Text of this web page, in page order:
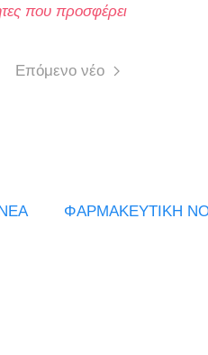
που προσφέρει
Επόμενο νέο
ΦΑΡΜΑΚΕΥΤΙΚΗ